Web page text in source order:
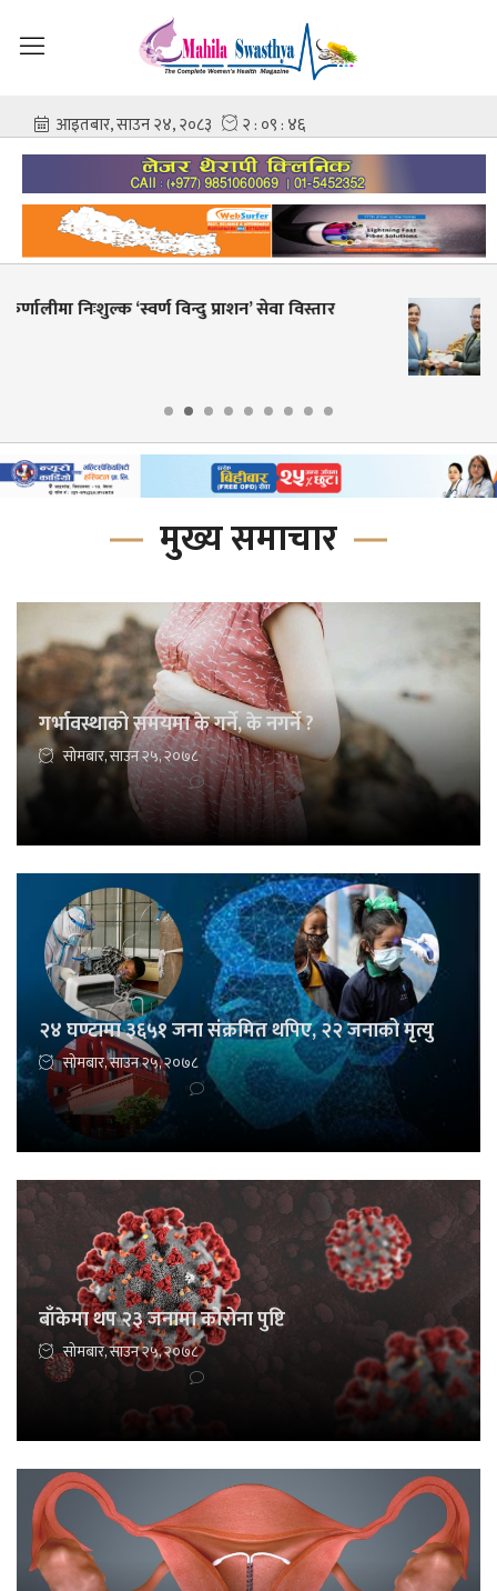
शहीद गंगालाल राष्ट्रिय हृदय केन्द्रको निर्देशकमा प्रा. डा.
मुख्य समाचार
गर्भावस्थाको समयमा के गर्ने, के नगर्ने ?
सोमबार, साउन २५, २०७८
२४ घण्टामा ३६५१ जना संक्रमित थपिए, २२ जनाको मृत्यु
सोमबार, साउन २५, २०७८
बाँकेमा थप २३ जनामा कोरोना पुष्टि
सोमबार, साउन २५, २०७८